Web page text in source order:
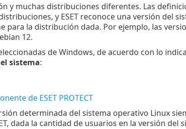
y muchas distribuciones diferentes. Las
y ESET reconoce una versión del
la distribución dada. Por ejemplo, las
12.
de Windows, de acuerdo con lo
sistema:
de ESET PROTECT
determinada del sistema operativo Linux
dada la cantidad de usuarios en la versión del